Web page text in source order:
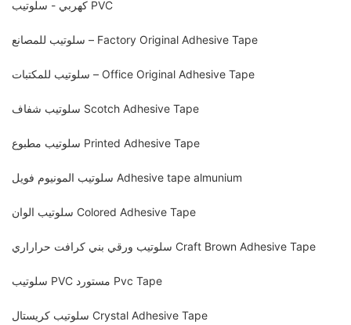
كهربي - سلوتيب PVC
سلوتيب للمصانع – Factory Original Adhesive Tape
سلوتيب للمكتبات – Office Original Adhesive Tape
سلوتيب شفاف Scotch Adhesive Tape
سلوتيب مطبوع Printed Adhesive Tape
سلوتيب المونيوم فويل Adhesive tape almunium
سلوتيب الوان Colored Adhesive Tape
سلوتيب ورقي بني كرافت حراراري Craft Brown Adhesive Tape
سلوتيب PVC مستورد Pvc Tape
سلوتيب كريستال Crystal Adhesive Tape